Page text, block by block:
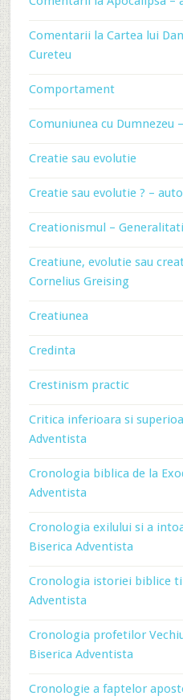
Comentarii la Cartea lui
Cureteu
Comportament
Comuniunea cu Dumnezeu
Creatie sau evolutie
Creatie sau evolutie ? –
Creationismul – Generalitati
Creatiune, evolutie sau
Cornelius Greising
Creatiunea
Credinta
Crestinism practic
Critica inferioara si
Adventista
Cronologia biblica de la
Adventista
Cronologia exilului si a
Biserica Adventista
Cronologia istoriei biblice
Adventista
Cronologia profetilor
Biserica Adventista
Cronologie a faptelor